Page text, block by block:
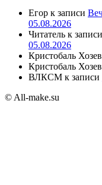
Егор к записи
05.08.2026
Читатель к записи
05.08.2026
Кристобаль
Кристобаль
ВЛКСМ к записи
© All-make.su